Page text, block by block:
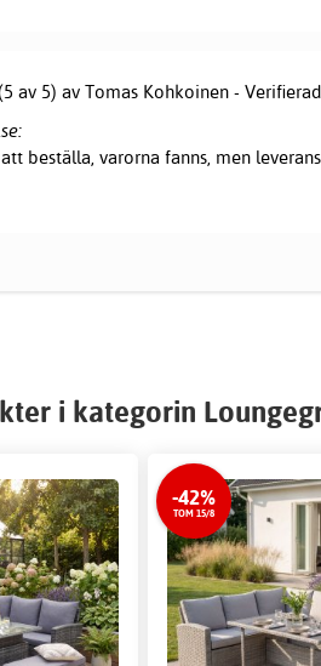
av 5) av Tomas Kohkoinen -
beställa, varorna fanns, men
i kategorin
-42%
TOM 15/8